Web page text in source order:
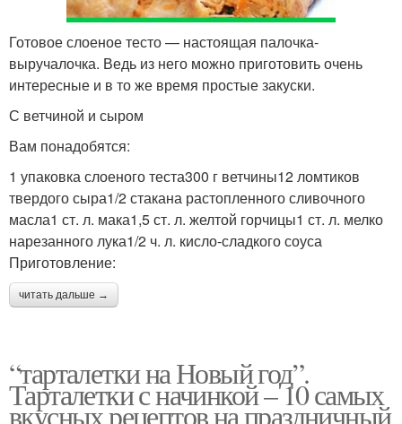
Готовое слоеное тесто — настоящая палочка-
выручалочка. Ведь из него можно приготовить очень
интересные и в то же время простые закуски.
С ветчиной и сыром
Вам понадобятся:
1 упаковка слоеного теста300 г ветчины12 ломтиков
твердого сыра1/2 стакана растопленного сливочного
масла1 ст. л. мака1,5 ст. л. желтой горчицы1 ст. л. мелко
нарезанного лука1/2 ч. л. кисло-сладкого соуса
Приготовление:
читать дальше →
“тарталетки на Новый год”.
Тарталетки с начинкой – 10 самых
вкусных рецептов на праздничный